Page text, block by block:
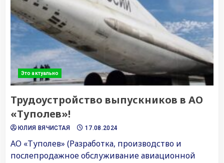
Это актуально
Трудоустройство выпускников в АО
«Туполев»!
ЮЛИЯ ВЯЧИСТАЯ 17.08.2024
АО «Туполев» (Разработка, производство и
послепродажное обслуживание авиационной